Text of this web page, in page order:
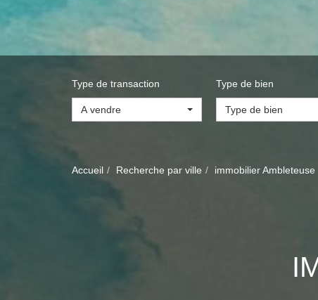
Type de transaction
A vendre
Type de bien
Type de bien
Accueil Recherche par ville immobilier Ambleteuse